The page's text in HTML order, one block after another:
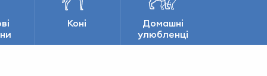
Коні
Домашні
улюбленці